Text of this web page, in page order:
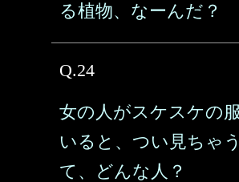
る植物、なーんだ？
Q.24
女の人がスケスケの
いると、つい見ちゃ
て、どんな人？